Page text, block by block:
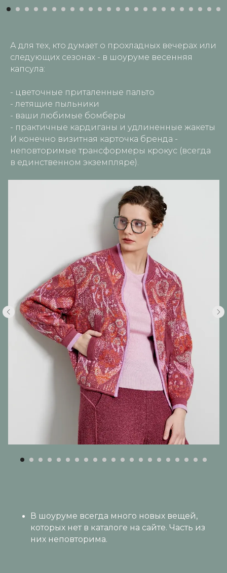
А для тех, кто думает о прохладных вечерах или
следующих сезонах - в шоуруме весенняя
капсула:
- цветочные приталенные пальто
- летящие пыльники
- ваши любимые бомберы
- практичные кардиганы и удлиненные жакеты
И конечно визитная карточка бренда -
неповторимые трансформеры крокус (всегда
в единственном экземпляре).
В шоуруме всегда много новых вещей,
которых нет в каталоге на сайте. Часть из
них неповторима.